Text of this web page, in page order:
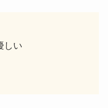
しい